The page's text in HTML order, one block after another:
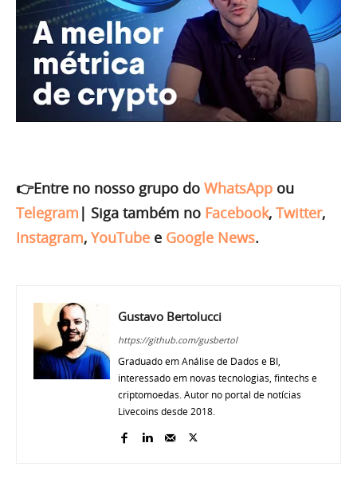
👉Entre no nosso grupo do WhatsApp ou
Telegram | Siga também no Facebook, Twitter,
Instagram, YouTube e Google News.
Gustavo Bertolucci
https://github.com/gusbertol
Graduado em Análise de Dados e BI,
interessado em novas tecnologias, fintechs e
criptomoedas. Autor no portal de notícias
Livecoins desde 2018.